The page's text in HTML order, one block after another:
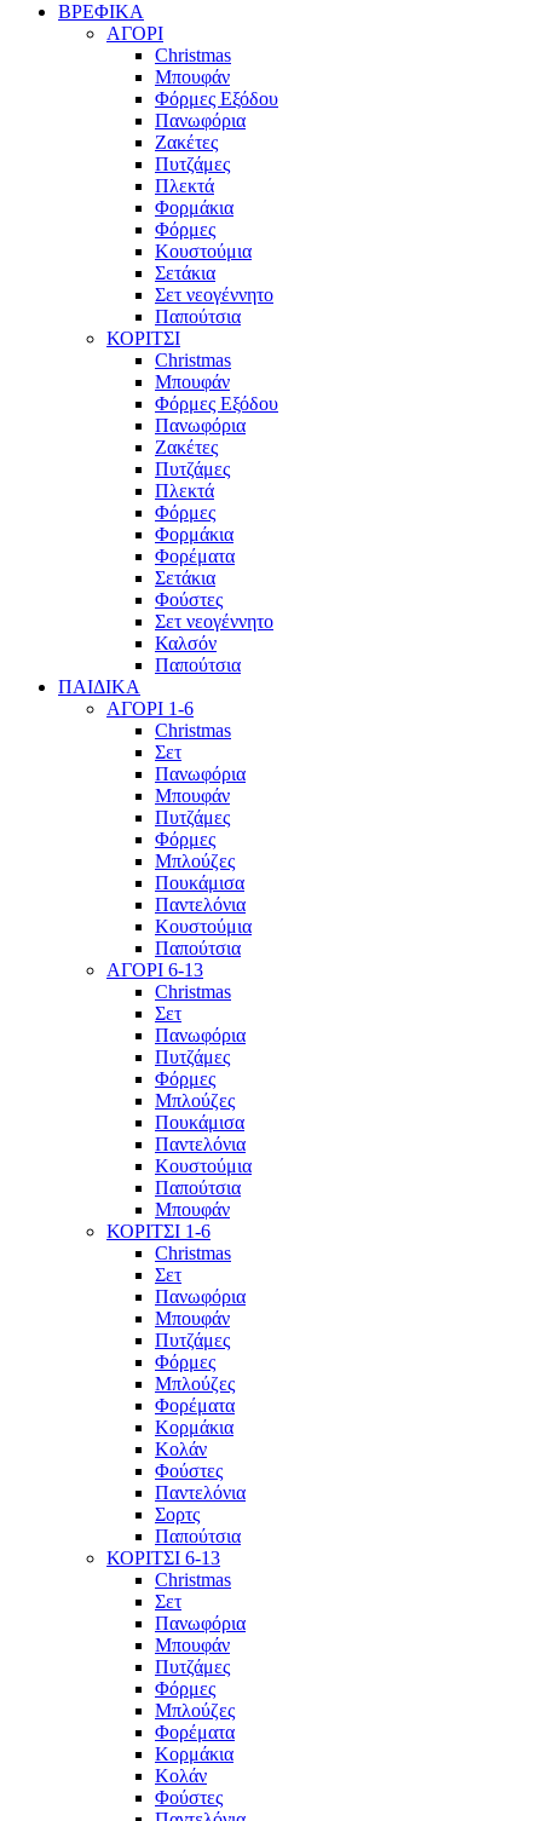
ΒΡΕΦΙΚΑ
ΑΓΟΡΙ
Christmas
Μπουφάν
Φόρμες Εξόδου
Πανωφόρια
Ζακέτες
Πυτζάμες
Πλεκτά
Φορμάκια
Φόρμες
Κουστούμια
Σετάκια
Σετ νεογέννητο
Παπούτσια
ΚΟΡΙΤΣΙ
Christmas
Μπουφάν
Φόρμες Εξόδου
Πανωφόρια
Ζακέτες
Πυτζάμες
Πλεκτά
Φόρμες
Φορμάκια
Φορέματα
Σετάκια
Φούστες
Σετ νεογέννητο
Καλσόν
Παπούτσια
ΠΑΙΔΙΚΑ
ΑΓΟΡΙ 1-6
Christmas
Σετ
Πανωφόρια
Μπουφάν
Πυτζάμες
Φόρμες
Μπλούζες
Πουκάμισα
Παντελόνια
Κουστούμια
Παπούτσια
ΑΓΟΡΙ 6-13
Christmas
Σετ
Πανωφόρια
Πυτζάμες
Φόρμες
Μπλούζες
Πουκάμισα
Παντελόνια
Κουστούμια
Παπούτσια
Μπουφάν
ΚΟΡΙΤΣΙ 1-6
Christmas
Σετ
Πανωφόρια
Μπουφάν
Πυτζάμες
Φόρμες
Μπλούζες
Φορέματα
Κορμάκια
Κολάν
Φούστες
Παντελόνια
Σορτς
Παπούτσια
ΚΟΡΙΤΣΙ 6-13
Christmas
Σετ
Πανωφόρια
Μπουφάν
Πυτζάμες
Φόρμες
Μπλούζες
Φορέματα
Κορμάκια
Κολάν
Φούστες